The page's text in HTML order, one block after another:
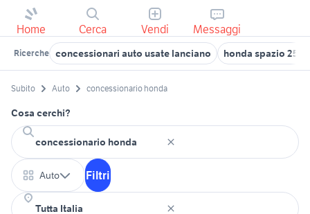
Home Cerca Vendi Messaggi
Ricerche concessionari auto usate lanciano honda spazio 250
Subito Auto concessionario honda
Cosa cerchi?
Auto Filtri